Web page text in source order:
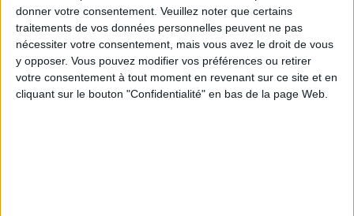
donner votre consentement. Veuillez noter que certains
traitements de vos données personnelles peuvent ne pas
nécessiter votre consentement, mais vous avez le droit de vous
y opposer. Vous pouvez modifier vos préférences ou retirer
votre consentement à tout moment en revenant sur ce site et en
cliquant sur le bouton "Confidentialité" en bas de la page Web.